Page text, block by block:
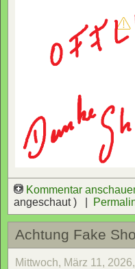
Kommentar
angeschaut ) |
Achtung Fake
Mittwoch, März 11,